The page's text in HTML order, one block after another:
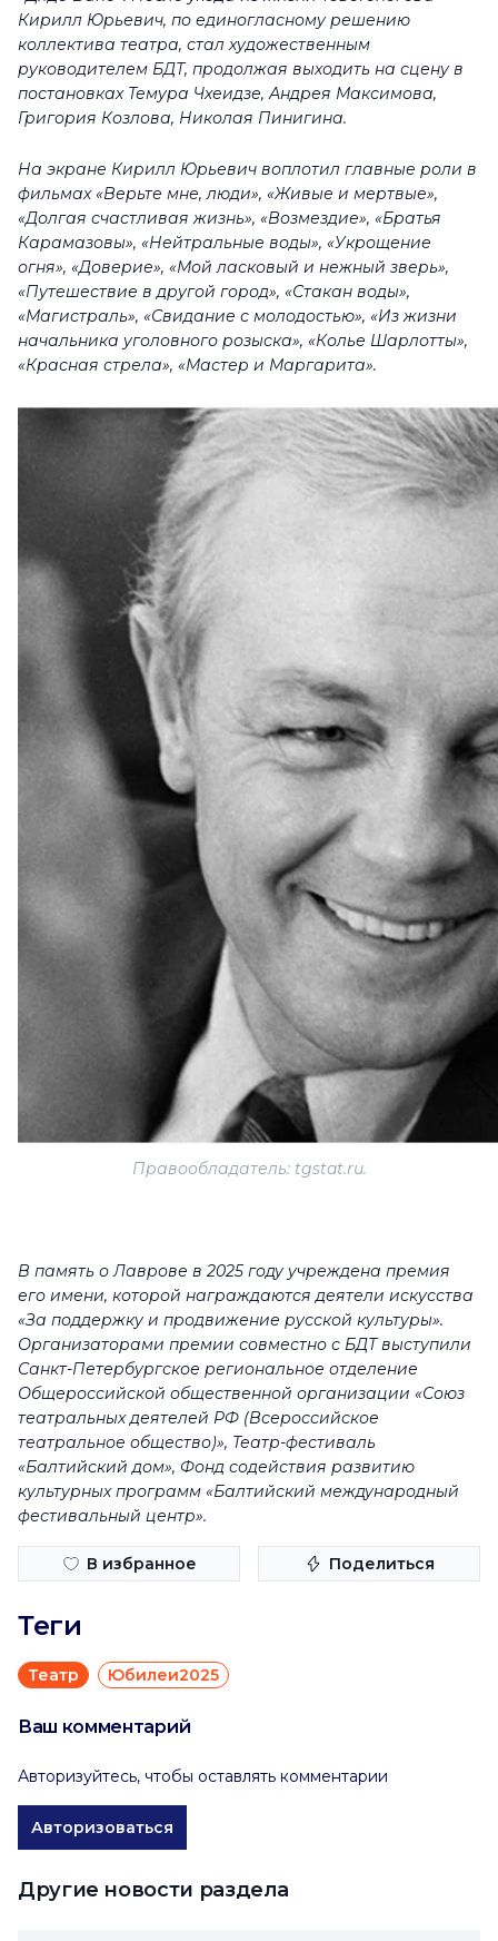
Кирилл Юрьевич, по единогласному решению
коллектива театра, стал художественным
руководителем БДТ, продолжая выходить на сцену в
постановках Темура Чхеидзе, Андрея Максимова,
Григория Козлова, Николая Пинигина.
На экране Кирилл Юрьевич воплотил главные роли в
фильмах «Верьте мне, люди», «Живые и мертвые»,
«Долгая счастливая жизнь», «Возмездие», «Братья
Карамазовы», «Нейтральные воды», «Укрощение
огня», «Доверие», «Мой ласковый и нежный зверь»,
«Путешествие в другой город», «Стакан воды»,
«Магистраль», «Свидание с молодостью», «Из жизни
начальника уголовного розыска», «Колье Шарлотты»,
«Красная стрела», «Мастер и Маргарита».
Правообладатель: tgstat.ru.
В память о Лаврове в 2025 году учреждена премия
его имени, которой награждаются деятели искусства
«За поддержку и продвижение русской культуры».
Организаторами премии совместно с БДТ выступили
Санкт-Петербургское региональное отделение
Общероссийской общественной организации «Союз
театральных деятелей РФ (Всероссийское
театральное общество)», Театр-фестиваль
«Балтийский дом», Фонд содействия развитию
культурных программ «Балтийский международный
фестивальный центр».
В избранное Поделиться
Теги
Театр Юбилеи2025
Ваш комментарий
Авторизуйтесь, чтобы оставлять комментарии
Авторизоваться
Другие новости раздела